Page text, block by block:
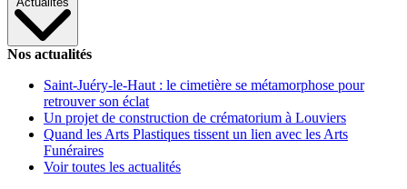
Nos actualités
Saint-Juéry-le-Haut : le cimetière se métamorphose pour
retrouver son éclat
Un projet de construction de crématorium à Louviers
Quand les Arts Plastiques tissent un lien avec les Arts
Funéraires
Voir toutes les actualités